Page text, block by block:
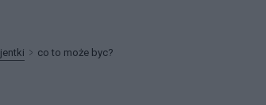
co to może byc?